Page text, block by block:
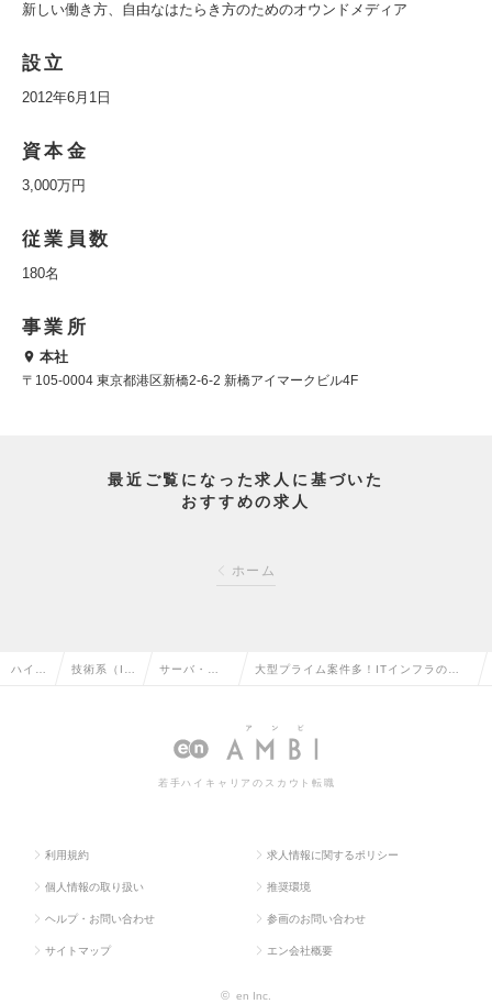
新しい働き方、自由なはたらき方のためのオウンドメディア
設立
2012年6月1日
資本金
3,000万円
従業員数
180名
事業所
本社
〒105-0004 東京都港区新橋2-6-2 新橋アイマークビル4F
最近ご覧になった求人に基づいた
おすすめの求人
ホーム
ハイク 技術系（I サーバ・ネ
エンジニア
大型プライム案件多！ITインフラの上
を募集！マネジメント経験歓迎！の求
若手ハイキャリアのスカウト転職
利用規約 求人情報に関するポリシー
個人情報の取り扱い 推奨環境
ヘルプ・お問い合わせ 参画のお問い合わせ
サイトマップ エン会社概要
© en Inc.